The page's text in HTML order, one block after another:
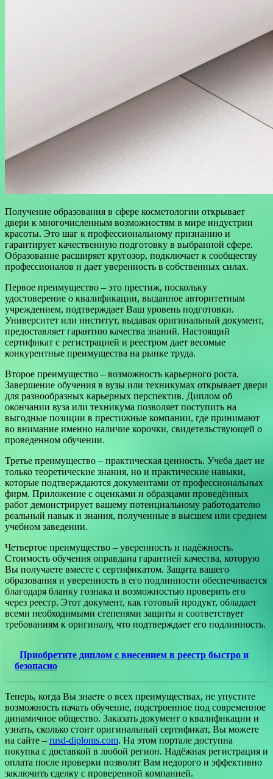
Получение образования в сфере косметологии открывает
двери к многочисленным возможностям в мире индустрии
красоты. Это шаг к профессиональному признанию и
гарантирует качественную подготовку в выбранной сфере.
Образование расширяет кругозор, подключает к сообществу
профессионалов и дает уверенность в собственных силах.
Первое преимущество – это престиж, поскольку
удостоверение о квалификации, выданное авторитетным
учреждением, подтверждает Ваш уровень подготовки.
Университет или институт, выдавая оригинальный документ,
предоставляет гарантию качества знаний. Настоящий
сертификат с регистрацией и реестром дает весомые
конкурентные преимущества на рынке труда.
Второе преимущество – возможность карьерного роста.
Завершение обучения в вузы или техникумах открывает двери
для разнообразных карьерных перспектив. Диплом об
окончании вуза или техникума позволяет поступить на
выгодные позиции в престижные компании, где принимают
во внимание именно наличие корочки, свидетельствующей о
проведенном обучении.
Третье преимущество – практическая ценность. Учеба дает не
только теоретические знания, но и практические навыки,
которые подтверждаются документами от профессиональных
фирм. Приложение с оценками и образцами проведённых
работ демонстрирует вашему потенциальному работодателю
реальный навык и знания, полученные в высшем или среднем
учебном заведении.
Четвертое преимущество – уверенность и надёжность.
Стоимость обучения оправдана гарантией качества, которую
Вы получаете вместе с сертификатом. Защита вашего
образования и уверенность в его подлинности обеспечивается
благодаря бланку гознака и возможностью проверить его
через реестр. Этот документ, как готовый продукт, обладает
всеми необходимыми степенями защиты и соответствует
требованиям к оригиналу, что подтверждает его подлинность.
Приобретите диплом с внесением в реестр быстро и
безопасно
Теперь, когда Вы знаете о всех преимуществах, не упустите
возможность начать обучение, подстроенное под современное
динамичное общество. Заказать документ о квалификации и
узнать, сколько стоит оригинальный сертификат, Вы можете
на сайте – rusd-diploms.com. На этом портале доступна
покупка с доставкой в любой регион. Надёжная регистрация и
оплата после проверки позволят Вам недорого и эффективно
заключить сделку с проверенной компанией.